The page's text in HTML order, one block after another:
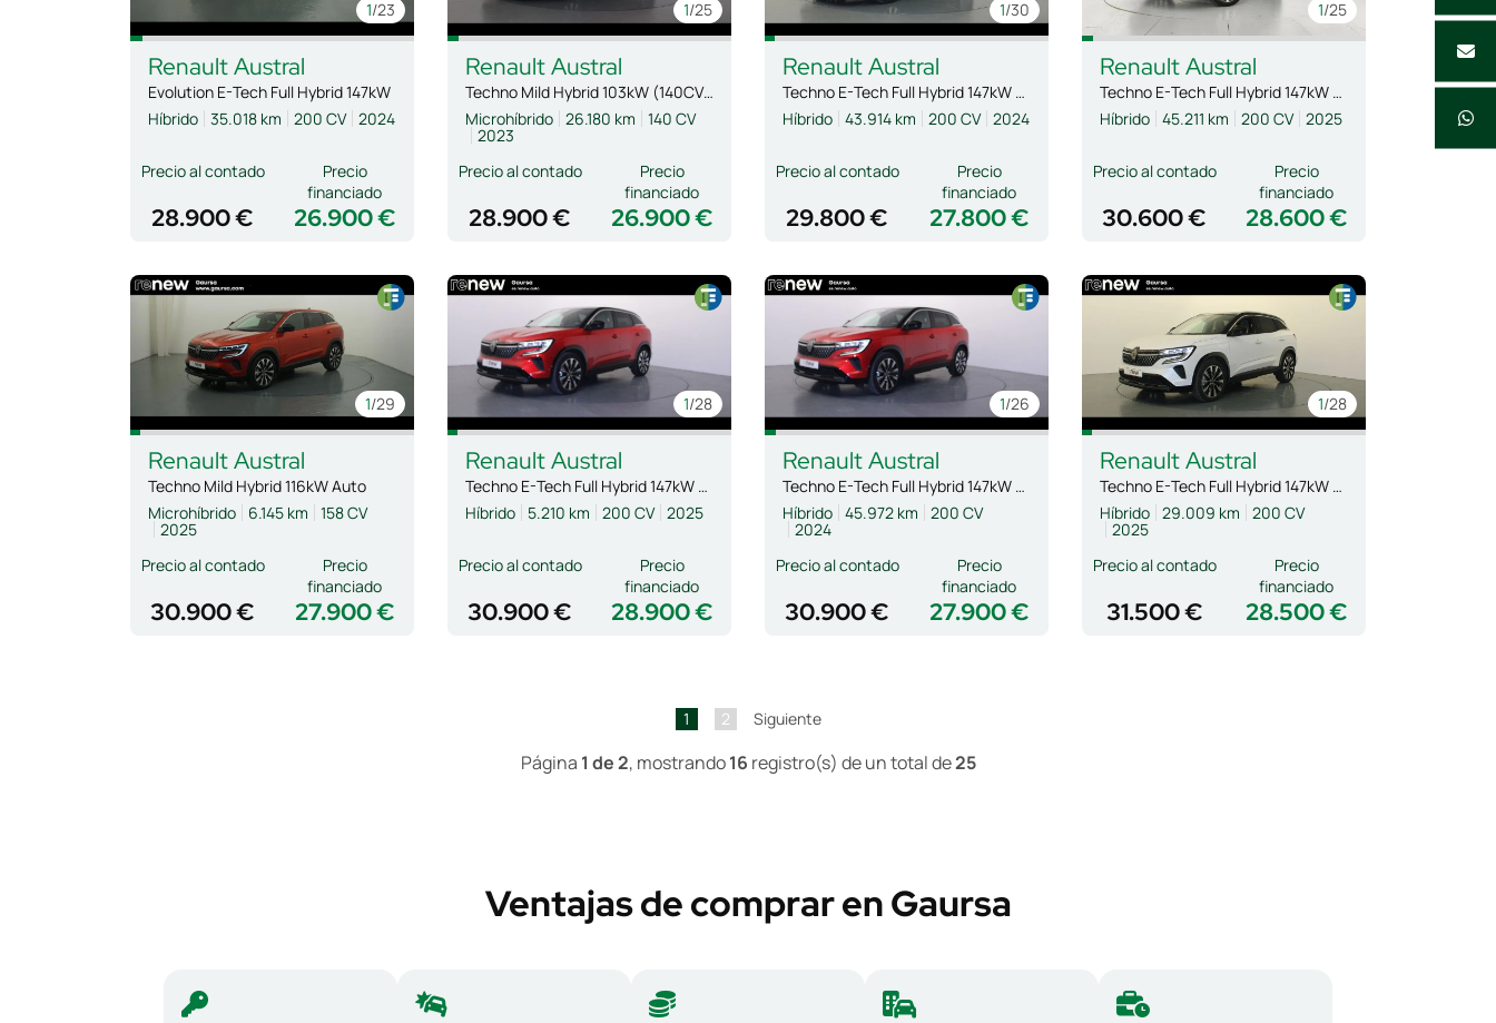
1/23
RenaultAustral
Evolution E-Tech Full Hybrid 147kW
Híbrido 35.018 km 200 CV 2024
Precio al contado
28.900 € 26.900 €
Precio
financiado
1/25
RenaultAustral
Techno Mild Hybrid 103kW (140CV) Auto
Microhíbrido 26.180 km 140 CV
2023
Precio al contado
28.900 € 26.900 €
Precio
financiado
1/30
RenaultAustral
Techno E-Tech Full Hybrid 147kW (200CV)
Híbrido 43.914 km 200 CV 2024
Precio al contado
29.800 € 27.800 €
Precio
financiado
1/25
RenaultAustral
Techno E-Tech Full Hybrid 147kW (200CV)
Híbrido 45.211 km 200 CV 2025
Precio al contado
30.600 € 28.600 €
Precio
financiado
1/29
RenaultAustral
Techno Mild Hybrid 116kW Auto
Microhíbrido
6.145 km 158 CV
2025
Precio al contado
30.900 € 27.900 €
Precio
financiado
1/28
RenaultAustral
Techno E-Tech Full Hybrid 147kW (200CV)
Híbrido
5.210 km 200 CV 2025
Precio al contado
30.900 € 28.900 €
Precio
financiado
1/26
RenaultAustral
Techno E-Tech Full Hybrid 147kW (200CV)
Híbrido 45.972 km 200 CV
2024
Precio al contado
30.900 € 27.900 €
Precio
financiado
1/28
RenaultAustral
Techno E-Tech Full Hybrid 147kW (200CV)
Híbrido 29.009 km 200 CV
2025
Precio al contado
31.500 € 28.500 €
Precio
financiado
1 2 Siguiente
Página 1 de 2, mostrando16 registro(s) de un total de25
Ventajas de comprar en Gaursa